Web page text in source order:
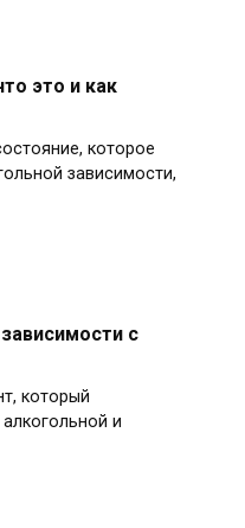
это и как
которое
зависимости,
с
который
и